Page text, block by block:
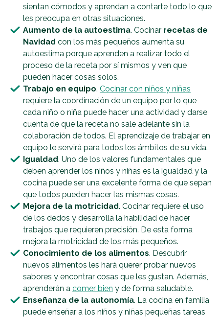
sientan cómodos y aprendan a contarte todo lo que
les preocupa en otras situaciones.
Aumento de la autoestima. Cocinar recetas de
Navidad con los más pequeños aumenta su
autoestima porque aprenden a realizar todo el
proceso de la receta por sí mismos y ven que
pueden hacer cosas solos.
Trabajo en equipo. Cocinar con niños y niñas
requiere la coordinación de un equipo por lo que
cada niño o niña puede hacer una actividad y darse
cuenta de que la receta no sale adelante sin la
colaboración de todos. El aprendizaje de trabajar en
equipo le servirá para todos los ámbitos de su vida.
Igualdad. Uno de los valores fundamentales que
deben aprender los niños y niñas es la igualdad y la
cocina puede ser una excelente forma de que sepan
que todos pueden hacer las mismas cosas.
Mejora de la motricidad. Cocinar requiere el uso
de los dedos y desarrolla la habilidad de hacer
trabajos que requieren precisión. De esta forma
mejora la motricidad de los más pequeños.
Conocimiento de los alimentos. Descubrir
nuevos alimentos les hará querer probar nuevos
sabores y encontrar cosas que les gustan. Además,
aprenderán a comer bien y de forma saludable.
Enseñanza de la autonomía. La cocina en familia
puede enseñar a los niños y niñas pequeñas tareas